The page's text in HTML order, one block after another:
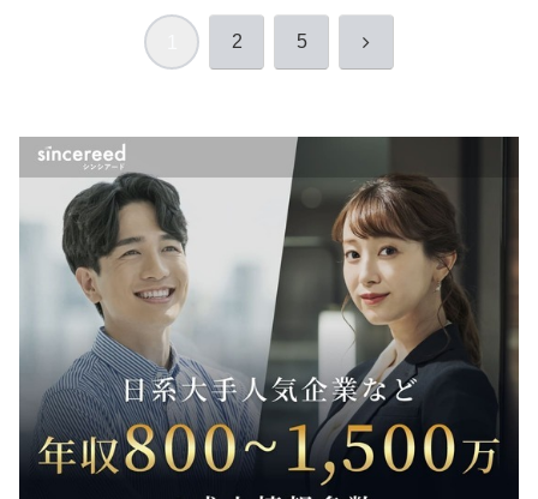
2 5 次